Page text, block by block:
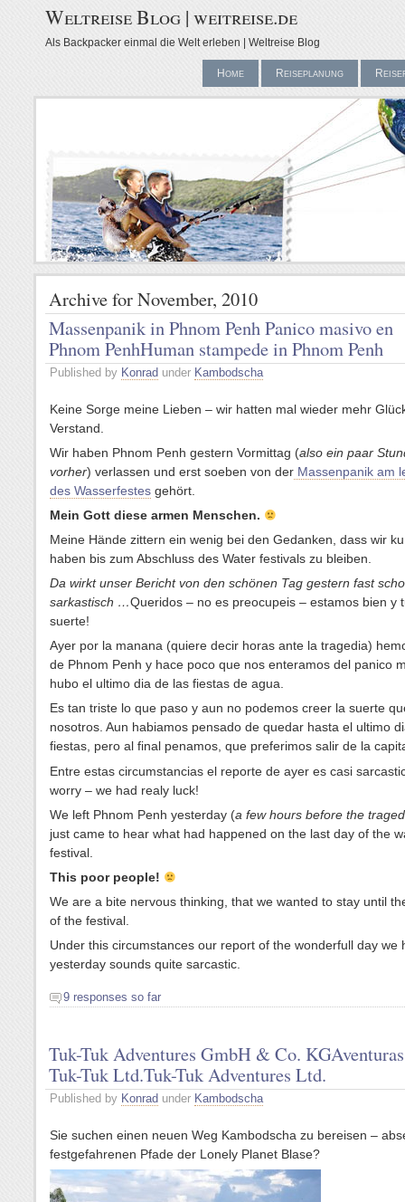
Weltreise Blog | weitreise.de
Als Backpacker einmal die Welt erleben | Weltreise Blog
Home Reiseplanung
Archive for November, 2010
Massenpanik in Phnom PenhPanico masivo en
Phnom PenhHuman stampede in Phnom Penh
Published by Konrad under Kambodscha
Keine Sorge meine Lieben – wir hatten mal wieder mehr
Verstand.
Wir haben Phnom Penh gestern Vormittag (also ein paar
vorher) verlassen und erst soeben von der Massenpanik am
des Wasserfestes gehört.
Mein Gott diese armen Menschen.
Meine Hände zittern ein wenig bei den Gedanken, dass wir
haben bis zum Abschluss des Water festivals zu bleiben.
Da wirkt unser Bericht von den schönen Tag gestern fast
sarkastisch …Queridos – no es preocupeis – estamos bien y
suerte!
Ayer por la manana (quiere decir horas ante la tragedia)
de Phnom Penh y hace poco que nos enteramos del panico
hubo el ultimo dia de las fiestas de agua.
Es tan triste lo que paso y aun no podemos creer la suerte
nosotros. Aun habiamos pensado de quedar hasta el ultimo
fiestas, pero al final penamos, que preferimos salir de la
Entre estas circumstancias el reporte de ayer es casi
worry – we had realy luck!
We left Phnom Penh yesterday (a few hours before the
just came to hear what had happened on the last day of the
festival.
This poor people!
We are a bite nervous thinking, that we wanted to stay until
of the festival.
Under this circumstances our report of the wonderfull day we
yesterday sounds quite sarcastic.
9 responses so far
Tuk-Tuk Adventures GmbH & Co. KGAventuras
Tuk-Tuk Ltd.Tuk-Tuk Adventures Ltd.
Published by Konrad under Kambodscha
Sie suchen einen neuen Weg Kambodscha zu bereisen –
festgefahrenen Pfade der Lonely Planet Blase?